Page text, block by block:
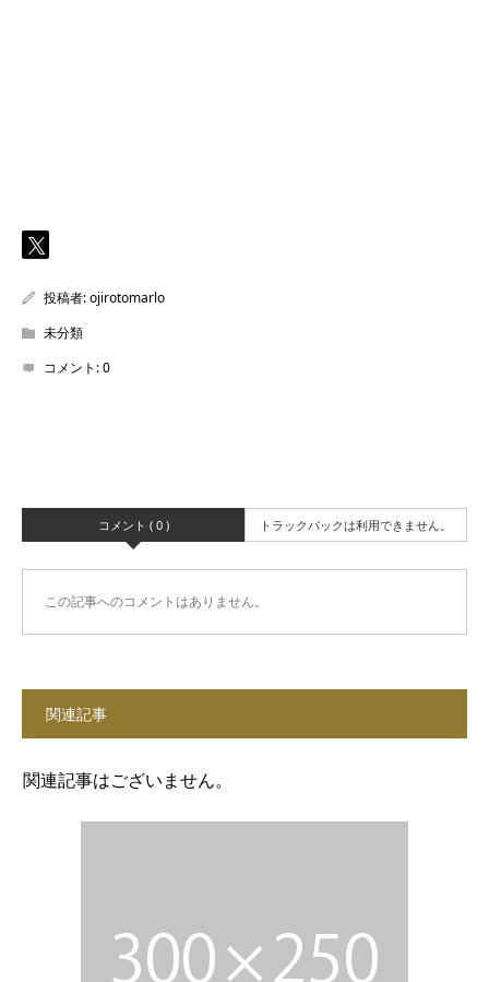
投稿者:ojirotomarlo
未分類
コメント:0
コメント ( 0 ) トラックバックは利用できません。
この記事へのコメントはありません。
関連記事
関連記事はございません。